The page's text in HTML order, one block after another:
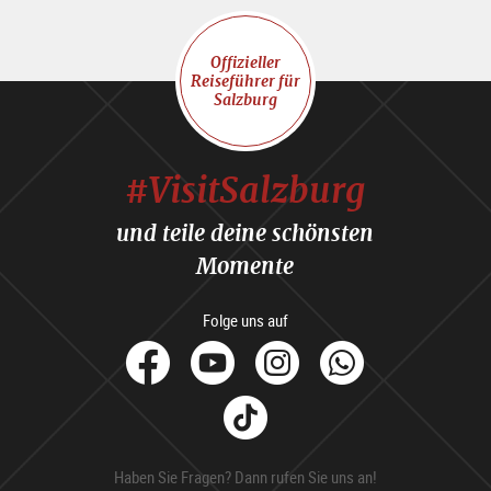
Offizieller
Reiseführer für
Salzburg
#VisitSalzburg
und teile deine schönsten
Momente
Folge uns auf
facebook
YoutubeInstagram
Tik
Tok
Haben Sie Fragen? Dann rufen Sie uns an!